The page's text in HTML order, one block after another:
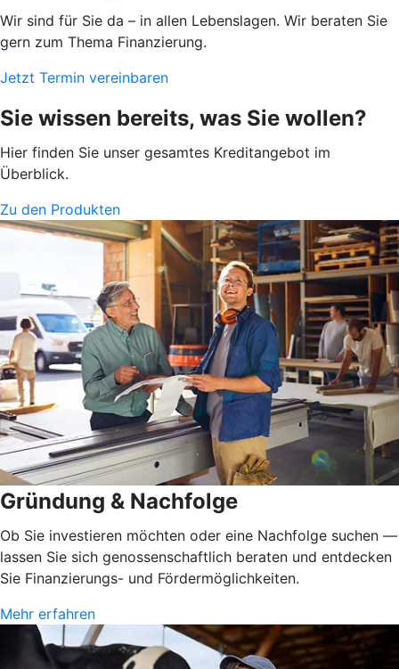
Wir sind für Sie da – in allen Lebenslagen. Wir beraten Sie
gern zum Thema Finanzierung.
Jetzt Termin vereinbaren
Sie wissen bereits, was Sie wollen?
Hier finden Sie unser gesamtes Kreditangebot im
Überblick.
Zu den Produkten
Gründung & Nachfolge
Ob Sie investieren möchten oder eine Nachfolge suchen —
lassen Sie sich genossenschaftlich beraten und entdecken
Sie Finanzierungs- und Fördermöglichkeiten.
Mehr erfahren